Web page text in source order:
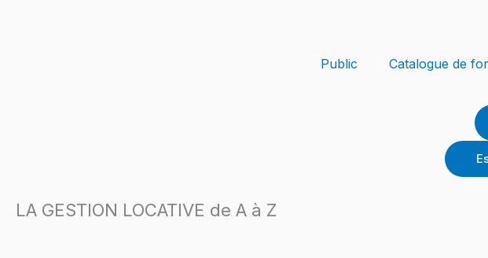
Public Catalogue de
LA GESTION LOCATIVE de A à Z